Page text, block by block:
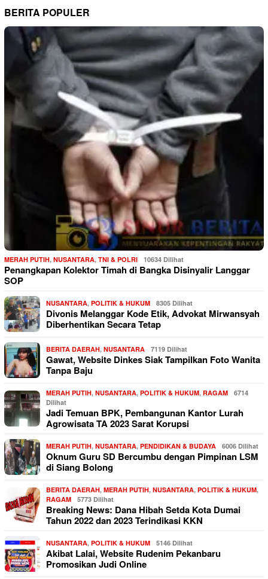
BERITA POPULER
MERAH PUTIH, NUSANTARA, TNI & POLRI 10634 Dilihat
Penangkapan Kolektor Timah di Bangka Disinyalir Langgar
SOP
NUSANTARA, POLITIK & HUKUM 8305 Dilihat
Divonis Melanggar Kode Etik, Advokat Mirwansyah
Diberhentikan Secara Tetap
BERITA DAERAH, NUSANTARA 7119 Dilihat
Gawat, Website Dinkes Siak Tampilkan Foto Wanita
Tanpa Baju
MERAH PUTIH, NUSANTARA, POLITIK & HUKUM, RAGAM
6714
Dilihat
Jadi Temuan BPK, Pembangunan Kantor Lurah
Agrowisata TA 2023 Sarat Korupsi
MERAH PUTIH, NUSANTARA, PENDIDIKAN & BUDAYA 6006 Dilihat
Oknum Guru SD Bercumbu dengan Pimpinan LSM
di Siang Bolong
BERITA DAERAH, MERAH PUTIH, NUSANTARA, POLITIK & HUKUM,
RAGAM
5773 Dilihat
Breaking News: Dana Hibah Setda Kota Dumai
Tahun 2022 dan 2023 Terindikasi KKN
NUSANTARA, POLITIK & HUKUM 5146 Dilihat
Akibat Lalai, Website Rudenim Pekanbaru
Promosikan Judi Online